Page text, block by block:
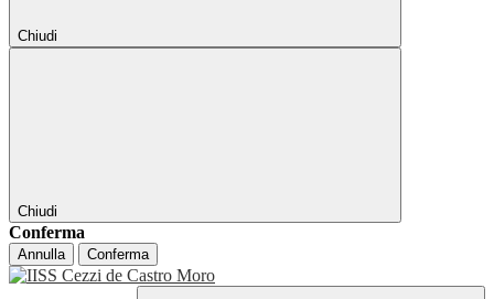
Chiudi
Chiudi
Conferma
Annulla Conferma